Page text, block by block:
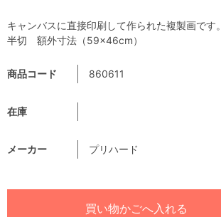
商品コード 860611
在庫
メーカー プリハード
キャンバスに直接印刷して作られた複製画です。
半切 額外寸法（59×46cm）